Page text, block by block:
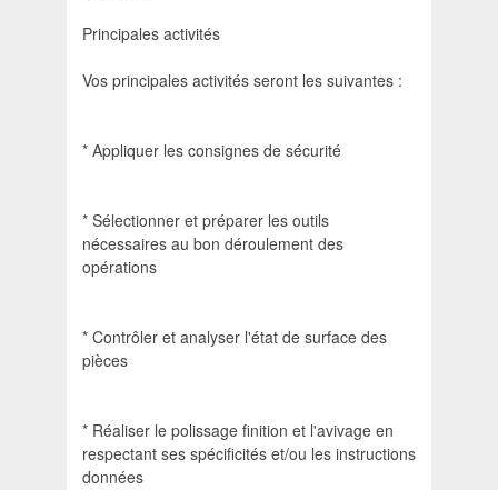
Principales activités
Vos principales activités seront les suivantes :
* Appliquer les consignes de sécurité
* Sélectionner et préparer les outils
nécessaires au bon déroulement des
opérations
* Contrôler et analyser l'état de surface des
pièces
* Réaliser le polissage finition et l'avivage en
respectant ses spécificités et/ou les instructions
données